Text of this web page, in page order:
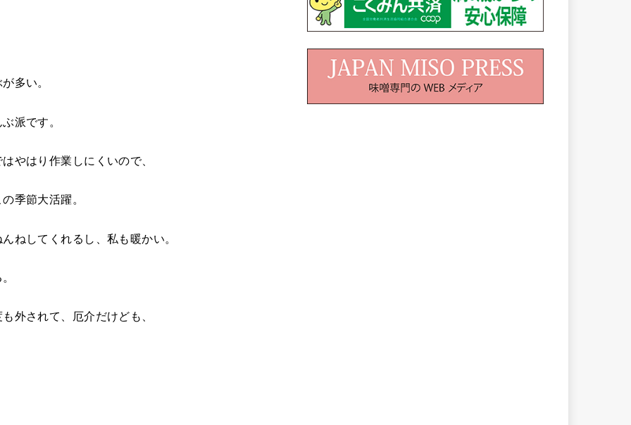
多い。
派です。
やはり作業しにくいので、
季節大活躍。
ねしてくれるし、私も暖かい。
外されて、厄介だけども、